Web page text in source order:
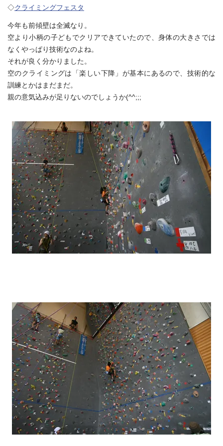
◇クライミングフェスタ
今年も前傾壁は全滅なり。
空より小柄の子どもでクリアできていたので、身体の大きさでは
なくやっぱり技術なのよね。
それが良く分かりました。
空のクライミングは「楽しい下降」が基本にあるので、技術的な
訓練とかはまだまだ。
親の意気込みが足りないのでしょうか(^^;;;